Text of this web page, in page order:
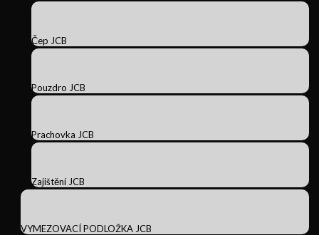
Čep JCB
Pouzdro JCB
Prachovka JCB
Zajištění JCB
VYMEZOVACÍ PODLOŽKA JCB